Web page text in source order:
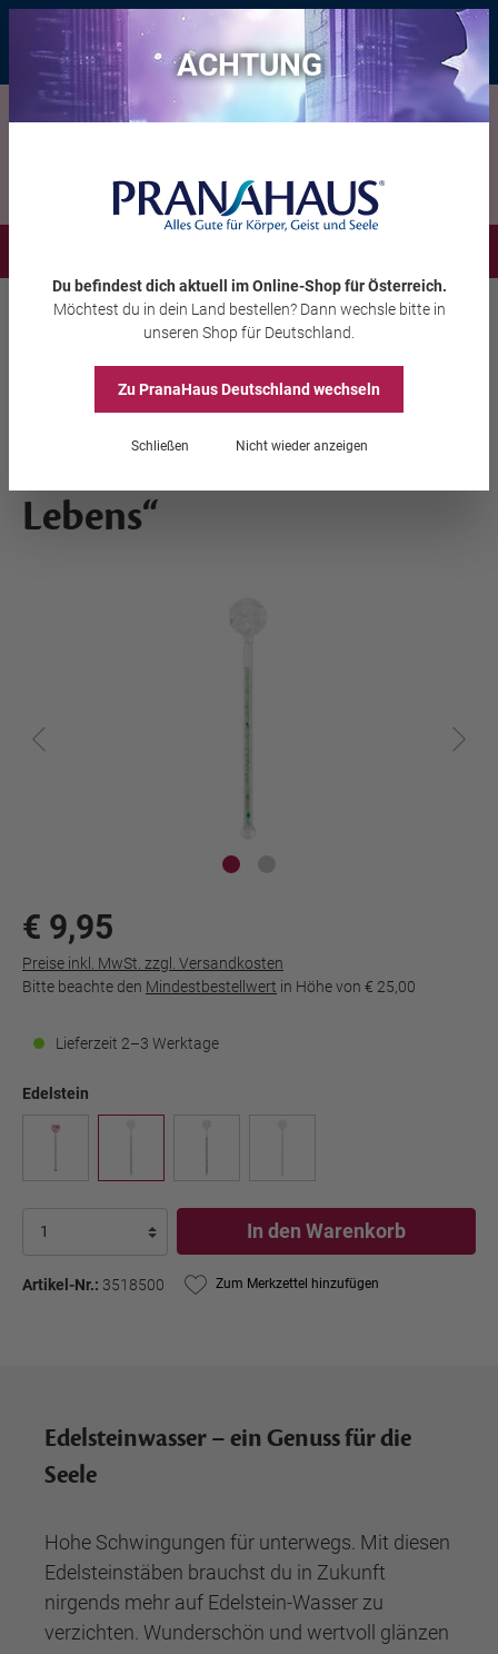
Bis zu 20 € Rabatt* mit dem Vorteils-Codeeintauchen , gültig bis
11.08.2026
Edelsteine Edelstein-Produkte
Aventurin-Wasser-
Energiestab „Saat des
Lebens“
€ 9,95
Preise inkl. MwSt. zzgl. Versandkosten
Bitte beachte den Mindestbestellwert in Höhe von € 25,00
Lieferzeit 2–3 Werktage
Edelstein
In den Warenkorb
Artikel-Nr.: 3518500 Zum Merkzettel hinzufügen
Edelsteinwasser – ein Genuss für die
Seele
Hohe Schwingungen für unterwegs. Mit diesen
Edelsteinstäben brauchst du in Zukunft
nirgends mehr auf Edelstein-Wasser zu
verzichten. Wunderschön und wertvoll glänzen
ACHTUNG
Du befindest dich aktuell im Online-Shopfür Österreich.
Möchtest du in dein Land bestellen? Dann wechsle bitte in
unseren Shop für Deutschland
Zu PranaHausDeutschland wechseln
Schließen Nicht wieder anzeigen